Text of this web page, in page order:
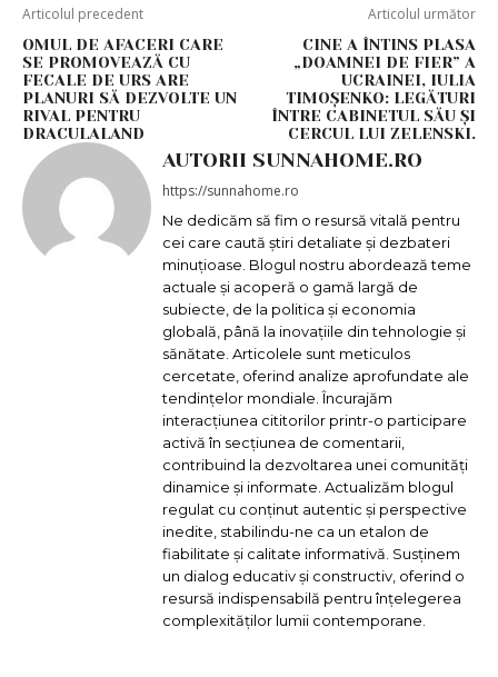
Articolul precedent
OMUL DE AFACERI CARE
SE PROMOVEAZĂ CU
FECALE DE URS ARE
PLANURI SĂ DEZVOLTE UN
RIVAL PENTRU
DRACULALAND
Articolul următor
CINE A ÎNTINS PLASA
„DOAMNEI DE FIER” A
UCRAINEI, IULIA
TIMOȘENKO: LEGĂTURI
ÎNTRE CABINETUL SĂU ȘI
CERCUL LUI ZELENSKI.
AUTORII SUNNAHOME.RO
https://sunnahome.ro
Ne dedicăm să fim o resursă vitală pentru
cei care caută știri detaliate și dezbateri
minuțioase. Blogul nostru abordează teme
actuale și acoperă o gamă largă de
subiecte, de la politica și economia
globală, până la inovațiile din tehnologie și
sănătate. Articolele sunt meticulos
cercetate, oferind analize aprofundate ale
tendințelor mondiale. Încurajăm
interacțiunea cititorilor printr-o participare
activă în secțiunea de comentarii,
contribuind la dezvoltarea unei comunități
dinamice și informate. Actualizăm blogul
regulat cu conținut autentic și perspective
inedite, stabilindu-ne ca un etalon de
fiabilitate și calitate informativă. Susținem
un dialog educativ și constructiv, oferind o
resursă indispensabilă pentru înțelegerea
complexităților lumii contemporane.